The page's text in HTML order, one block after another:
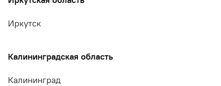
Иркутск
Калининградская область
Калининград